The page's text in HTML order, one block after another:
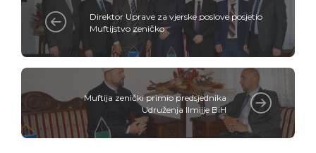
Direktor Uprave za vjerske poslove posjetio
Muftijstvo zeničko
Muftija zenički primio predsjednika
Udruženja Ilmijje BiH